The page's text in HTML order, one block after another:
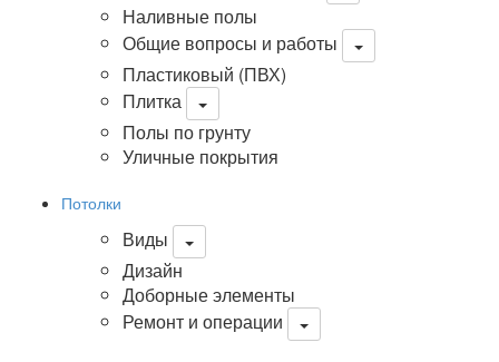
Наливные полы
Общие вопросы и работы
Пластиковый (ПВХ)
Плитка
Полы по грунту
Уличные покрытия
Потолки
Виды
Дизайн
Доборные элементы
Ремонт и операции